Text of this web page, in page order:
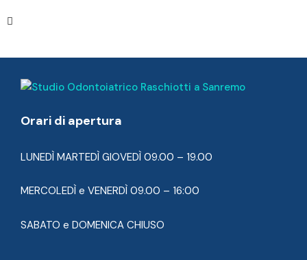
Orari di apertura
LUNEDÌ MARTEDÌ GIOVEDÌ 09.00 – 19.00
MERCOLEDÌ e VENERDÌ 09.00 – 16:00
SABATO e DOMENICA CHIUSO